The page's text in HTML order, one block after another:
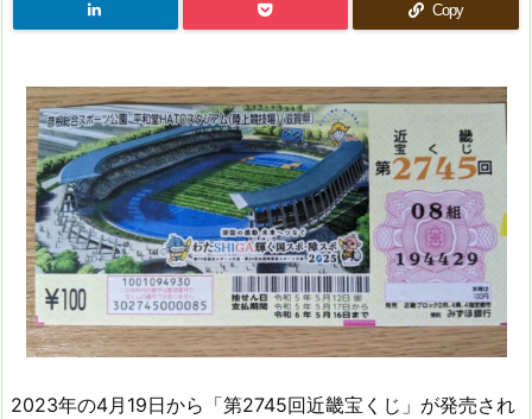
Copy
2023年の4月19日から「第2745回近畿宝くじ」が発売され